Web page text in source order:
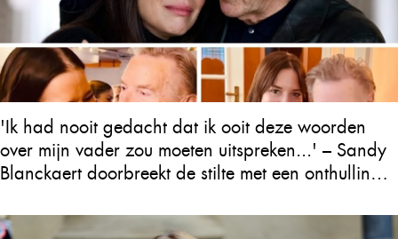
'Ik had nooit gedacht dat ik ooit deze woorden
over mijn vader zou moeten uitspreken...' – Sandy
Blanckaert doorbreekt de stilte met een onthulling
achterlaat